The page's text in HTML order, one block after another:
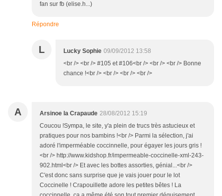
fan sur fb (elise.h...)
Répondre
L Lucky Sophie 09/09/2012 13:58
<br /> <br /> #105 et #106<br /> <br /> <br /> Bonne
chance !<br /> <br /> <br /> <br />
A Arsinoe la Crapaude 28/08/2012 15:19
Coucou !Sympa, le site, y'a plein de trucs très astucieux et
pratiques pour nos bambins !<br /> Parmi la sélection, j'ai
adoré l'imperméable coccinnelle, pour égayer les jours gris !
<br /> http://www.kidshop.fr/impermeable-coccinelle-xml-243-
902.html<br /> Et avec les bottes assorties, génial...<br />
C'est donc sans surprise que je vais jouer pour le lot
Coccinelle ! Crapouillette adore les petites bêtes ! La